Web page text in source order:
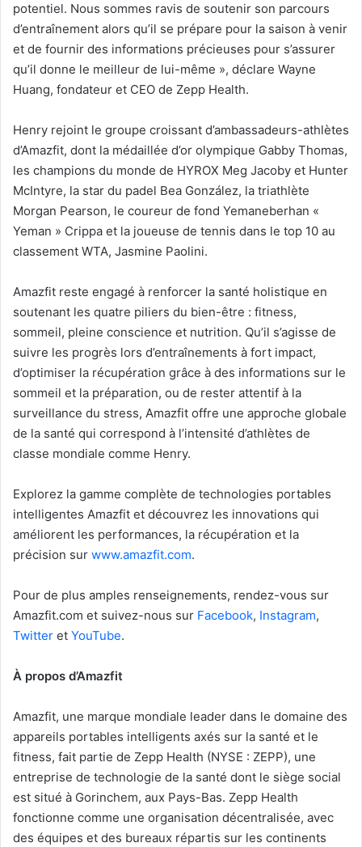
potentiel. Nous sommes ravis de soutenir son parcours
d’entraînement alors qu’il se prépare pour la saison à venir
et de fournir des informations précieuses pour s’assurer
qu’il donne le meilleur de lui-même », déclare Wayne
Huang, fondateur et CEO de Zepp Health.
Henry rejoint le groupe croissant d’ambassadeurs-athlètes
d’Amazfit, dont la médaillée d’or olympique Gabby Thomas,
les champions du monde de HYROX Meg Jacoby et Hunter
McIntyre, la star du padel Bea González, la triathlète
Morgan Pearson, le coureur de fond Yemaneberhan «
Yeman » Crippa et la joueuse de tennis dans le top 10 au
classement WTA, Jasmine Paolini.
Amazfit reste engagé à renforcer la santé holistique en
soutenant les quatre piliers du bien-être : fitness,
sommeil, pleine conscience et nutrition. Qu’il s’agisse de
suivre les progrès lors d’entraînements à fort impact,
d’optimiser la récupération grâce à des informations sur le
sommeil et la préparation, ou de rester attentif à la
surveillance du stress, Amazfit offre une approche globale
de la santé qui correspond à l’intensité d’athlètes de
classe mondiale comme Henry.
Explorez la gamme complète de technologies portables
intelligentes Amazfit et découvrez les innovations qui
améliorent les performances, la récupération et la
précision sur www.amazfit.com.
Pour de plus amples renseignements, rendez-vous sur
Amazfit.com et suivez-nous sur Facebook, Instagram,
Twitter et YouTube.
À propos d’Amazfit
Amazfit, une marque mondiale leader dans le domaine des
appareils portables intelligents axés sur la santé et le
fitness, fait partie de Zepp Health (NYSE : ZEPP), une
entreprise de technologie de la santé dont le siège social
est situé à Gorinchem, aux Pays-Bas. Zepp Health
fonctionne comme une organisation décentralisée, avec
des équipes et des bureaux répartis sur les continents